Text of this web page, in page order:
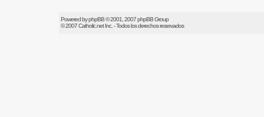
Powered byphpBB© 2001, 2007 phpBB Group
© 2007Catholic.netInc. - Todos los derechos reservados